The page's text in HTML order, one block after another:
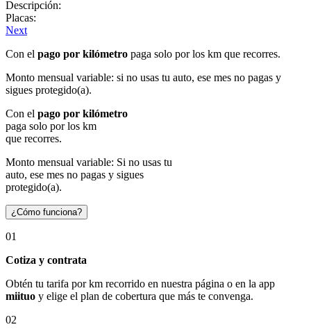
Descripción:
Placas:
Next
Con el pago por kilómetro paga solo por los km que recorres.
Monto mensual variable: si no usas tu auto, ese mes no pagas y
sigues protegido(a).
Con el pago por kilómetro
paga solo por los km
que recorres.
Monto mensual variable: Si no usas tu
auto, ese mes no pagas y sigues
protegido(a).
¿Cómo funciona?
01
Cotiza y contrata
Obtén tu tarifa por km recorrido en nuestra página o en la app
miituo y elige el plan de cobertura que más te convenga.
02